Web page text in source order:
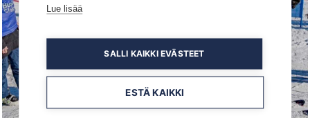
BUSINESS SLALOM
18.03.2027 - 20.03.2027
Legendaarinen Business Slalom - ole mukana
Lue lisää
SALLI KAIKKI EVÄSTEET
ESTÄ KAIKKI